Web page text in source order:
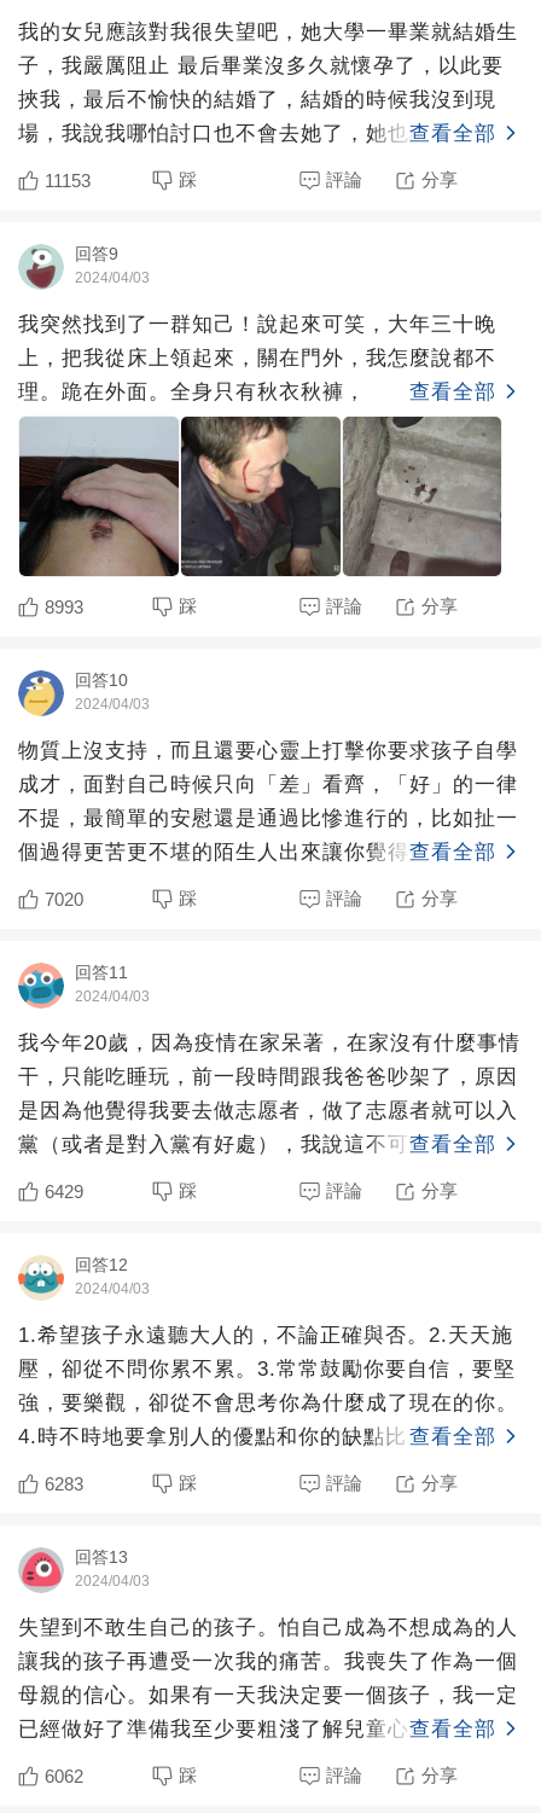
我的女兒應該對我很失望吧，她大學一畢業就結婚生
子，我嚴厲阻止 最后畢業沒多久就懷孕了，以此要
挾我，最后不愉快的結婚了，結婚的時候我沒到現
場，我說我哪怕討口也不會去她了，她也說哪怕跪著
她也會走完。我反對
查看全部
11153 踩 評論 分享
回答9
2024/04/03
我突然找到了一群知己！說起來可笑，大年三十晚
上，把我從床上領起來，關在門外，我怎麼說都不
理。跪在外面。全身只有秋衣秋褲，
查看全部
8993 踩 評論 分享
回答10
2024/04/03
物質上沒支持，而且還要心靈上打擊你要求孩子自學
成才，面對自己時候只向「差」看齊，「好」的一律
不提，最簡單的安慰還是通過比慘進行的，比如扯一
個過得更苦更不堪的陌生人出來讓你覺得自己現在還
沒死已經很不錯了
查看全部
7020 踩 評論 分享
回答11
2024/04/03
我今年20歲，因為疫情在家呆著，在家沒有什麼事情
干，只能吃睡玩，前一段時間跟我爸爸吵架了，原因
是因為他覺得我要去做志愿者，做了志愿者就可以入
黨（或者是對入黨有好處），我說這不可能的（因為
我自己嘗
查看全部
6429 踩 評論 分享
回答12
2024/04/03
1.希望孩子永遠聽大人的，不論正確與否。2.天天施
壓，卻從不問你累不累。3.常常鼓勵你要自信，要堅
強，要樂觀，卻從不會思考你為什麼成了現在的你。
4.時不時地要拿別人的優點和你的缺點比，卻很少會
指導你，
查看全部
6283 踩 評論 分享
回答13
2024/04/03
失望到不敢生自己的孩子。怕自己成為不想成為的人
讓我的孩子再遭受一次我的痛苦。我喪失了作為一個
母親的信心。如果有一天我決定要一個孩子，我一定
已經做好了準備我至少要粗淺了解兒童心理，知道如
何與兒童相處。我
查看全部
6062 踩 評論 分享